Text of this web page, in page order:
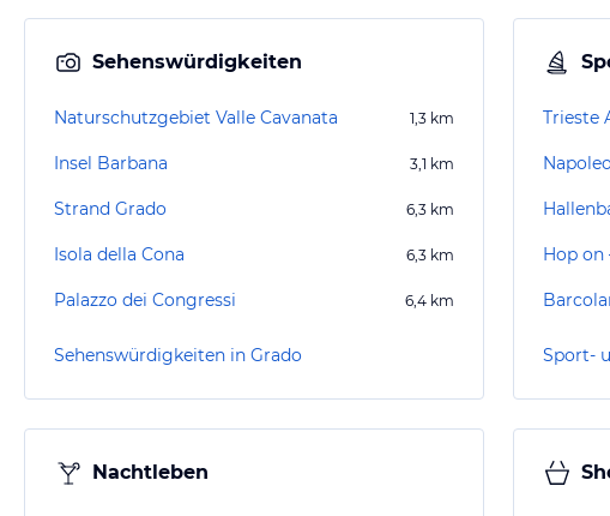
Sehenswürdigkeiten
Naturschutzgebiet Valle Cavanata 1,3 km
Insel Barbana 3,1 km
Strand Grado 6,3 km
Isola della Cona 6,3 km
Palazzo dei Congressi 6,4 km
Sehenswürdigkeiten in Grado
Trieste
Hop on
Sport-
Nachtleben